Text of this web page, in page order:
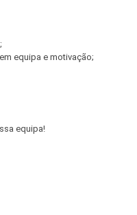
equipa e motivação;
equipa!